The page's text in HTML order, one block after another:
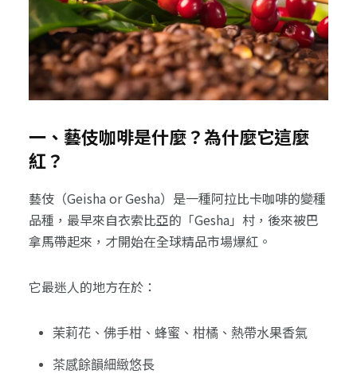
一、藝伎咖啡是什麼？為什麼它這麼
紅？
藝伎（Geisha or Gesha）是一種阿拉比卡咖啡的變種
品種，最早來自衣索比亞的「Gesha」村，後來被巴
拿馬帶起來，才開始在全球精品市場爆紅。
它最迷人的地方在於：
茉莉花、佛手柑、蜂蜜、柑橘、熱帶水果香氣
茶感餘韻細緻悠長